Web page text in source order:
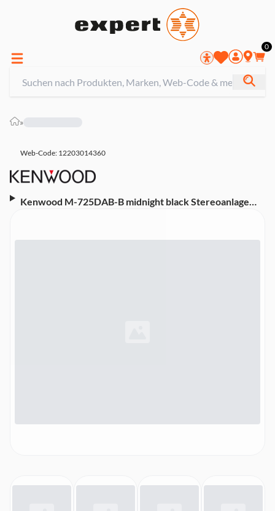
0
»
Web-Code: 12203014360
Kenwood M-725DAB-B midnight black Stereoanlage